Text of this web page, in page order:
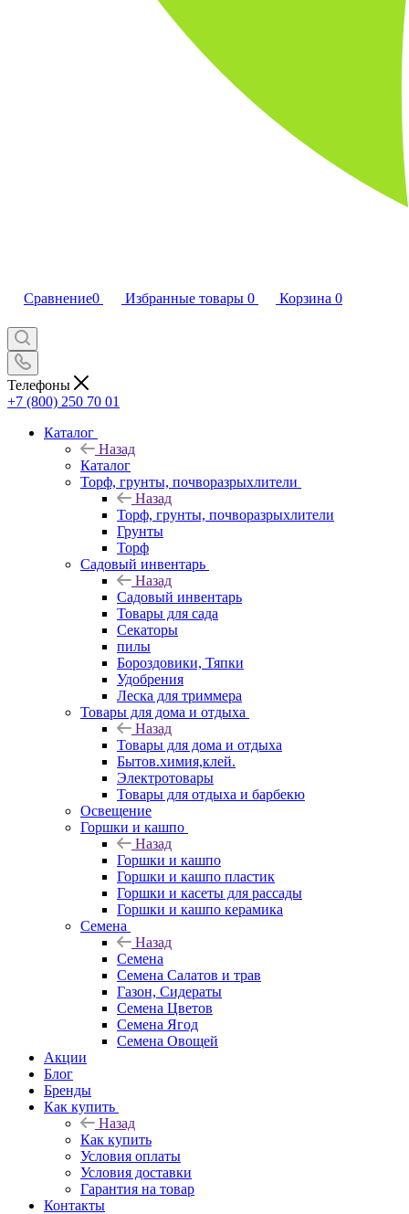
Сравнение0 Избранные товары 0 Корзина 0
Телефоны
+7 (800) 250 70 01
Каталог
Назад
Каталог
Торф, грунты, почворазрыхлители
Назад
Торф, грунты, почворазрыхлители
Грунты
Торф
Садовый инвентарь
Назад
Садовый инвентарь
Товары для сада
Секаторы
пилы
Бороздовики, Тяпки
Удобрения
Леска для триммера
Товары для дома и отдыха
Назад
Товары для дома и отдыха
Бытов.химия,клей.
Электротовары
Товары для отдыха и барбекю
Освещение
Горшки и кашпо
Назад
Горшки и кашпо
Горшки и кашпо пластик
Горшки и касеты для рассады
Горшки и кашпо керамика
Семена
Назад
Семена
Семена Салатов и трав
Газон, Сидераты
Семена Цветов
Семена Ягод
Семена Овощей
Акции
Блог
Бренды
Как купить
Назад
Как купить
Условия оплаты
Условия доставки
Гарантия на товар
Контакты